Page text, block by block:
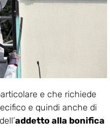
e che richiede
e quindi anche di
addetto alla bonifica